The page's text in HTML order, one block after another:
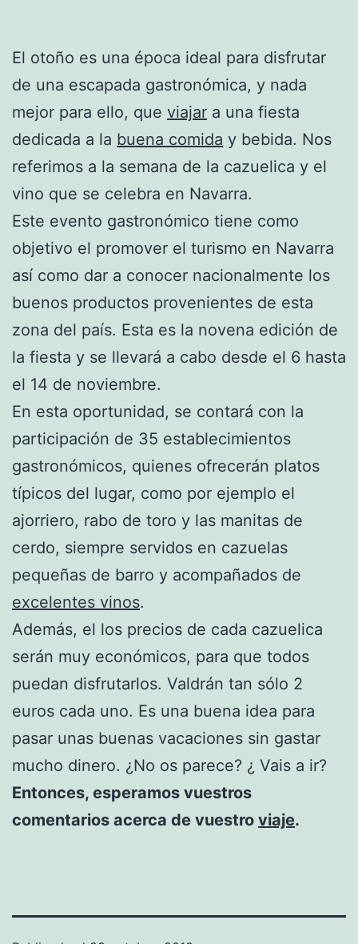
El otoño es una época ideal para disfrutar
de una escapada gastronómica, y nada
mejor para ello, que viajar a una fiesta
dedicada a la buena comida y bebida. Nos
referimos a la semana de la cazuelica y el
vino que se celebra en Navarra.
Este evento gastronómico tiene como
objetivo el promover el turismo en Navarra
así como dar a conocer nacionalmente los
buenos productos provenientes de esta
zona del país. Esta es la novena edición de
la fiesta y se llevará a cabo desde el 6 hasta
el 14 de noviembre.
En esta oportunidad, se contará con la
participación de 35 establecimientos
gastronómicos, quienes ofrecerán platos
típicos del lugar, como por ejemplo el
ajorriero, rabo de toro y las manitas de
cerdo, siempre servidos en cazuelas
pequeñas de barro y acompañados de
excelentes vinos.
Además, el los precios de cada cazuelica
serán muy económicos, para que todos
puedan disfrutarlos. Valdrán tan sólo 2
euros cada uno. Es una buena idea para
pasar unas buenas vacaciones sin gastar
mucho dinero. ¿No os parece? ¿ Vais a ir?
Entonces, esperamos vuestros
comentarios acerca de vuestro viaje.